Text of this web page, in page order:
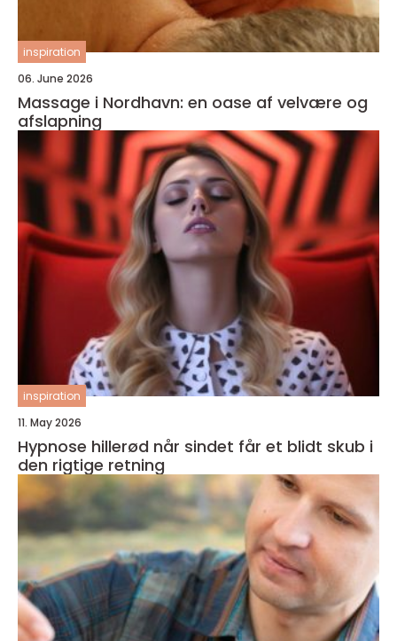
inspiration
06. June 2026
Massage i Nordhavn: en oase af velvære og
afslapning
inspiration
11. May 2026
Hypnose hillerød når sindet får et blidt skub i
den rigtige retning